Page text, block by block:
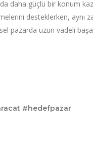
güçlü bir konum
desteklerken, aynı
pazarda uzun vadeli
#hedefpazar